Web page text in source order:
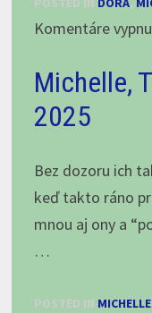
Komentáre
Michelle,
2025
Bez dozoru ich
keď takto ráno
mnou aj ony a
…
POSTED IN MICHELLE